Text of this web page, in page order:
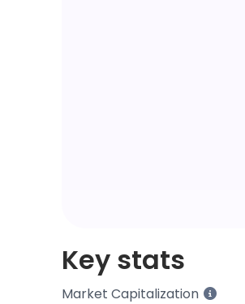
Key stats
Market Capitalization